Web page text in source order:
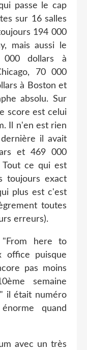
passe le cap
sur 16 salles
194 000
mais aussi le
000 dollars à
70 000
à Boston et
absolu. Sur
score est celui
Il n'en est rien
il avait
et 469 000
Tout ce qui est
toujours exact
plus est c'est
toutes
erreurs).
here to
office puisque
pas moins
semaine
il était numéro
quand
avec un très